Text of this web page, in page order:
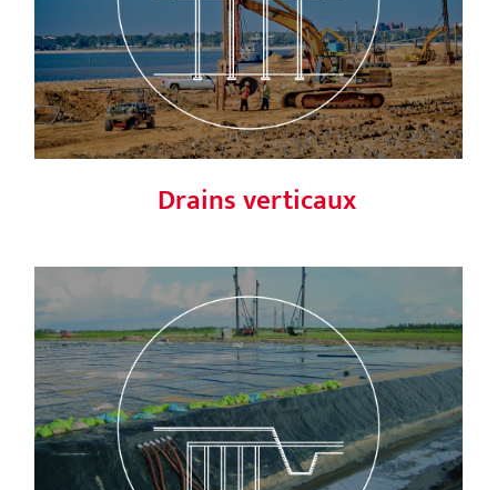
Drains verticaux
Drains verticaux
Menard Vacuum™